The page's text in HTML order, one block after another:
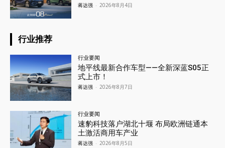
蒋达强 - 2026年8月4日
行业推荐
行业要闻
地平线最新合作车型——全新深蓝S05正
式上市！
蒋达强 - 2026年8月7日
行业要闻
速豹科技落户湖北十堰 布局欧洲链通本
土激活商用车产业
蒋达强 - 2026年8月5日